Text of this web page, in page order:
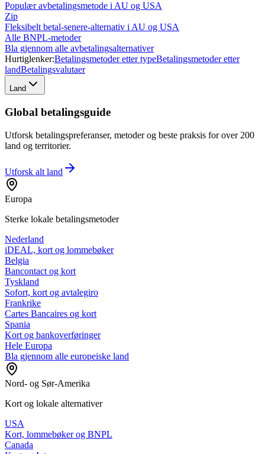
Populær avbetalingsmetode i AU og USA
Zip
Fleksibelt betal-senere-alternativ i AU og USA
Alle BNPL-metoder
Bla gjennom alle avbetalingsalternativer
Hurtiglenker:Betalingsmetoder etter typeBetalingsmetoder etter
landBetalingsvalutaer
Land
Global betalingsguide
Utforsk betalingspreferanser, metoder og beste praksis for over 200
land og territorier.
Utforsk alt land
Europa
Sterke lokale betalingsmetoder
Nederland
iDEAL, kort og lommebøker
Belgia
Bancontact og kort
Tyskland
Sofort, kort og avtalegiro
Frankrike
Cartes Bancaires og kort
Spania
Kort og bankoverføringer
Hele Europa
Bla gjennom alle europeiske land
Nord- og Sør-Amerika
Kort og lokale alternativer
USA
Kort, lommebøker og BNPL
Canada